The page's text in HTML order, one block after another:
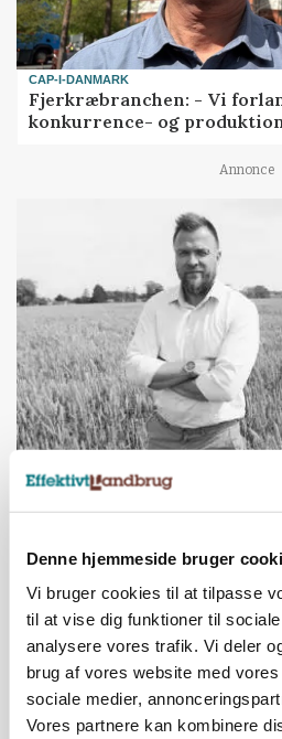
Denne hjemmeside bruger
Vi bruger cookies til at tilpasse
til at vise dig funktioner til
analysere vores trafik. Vi deler
brug af vores website med
sociale medier,
Vores partnere kan kombinere
CAP-I-DANMARK
Fjerkræbranchen: - Vi
konkurrence- og
Annonce
Det er en uskik at udlægge
økoproduktion
Annonce
BUSINESS
Fra mark til mur: Byggeriet
marked for biokul
Annonce
Loading...